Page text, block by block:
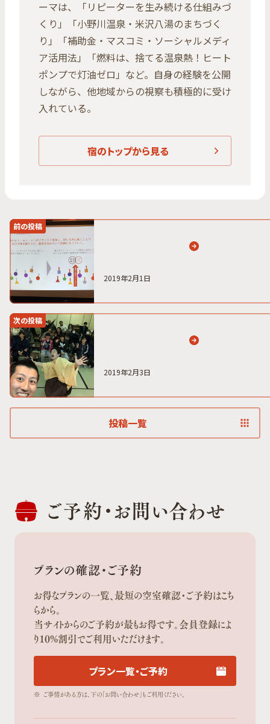
ーマは、「リピーターを生み続ける仕組みづ
くり」「小野川温泉・米沢八湯のまちづく
り」「補助金・マスコミ・ソーシャルメディ
ア活用法」「燃料は、捨てる温泉熱！ヒート
ポンプで灯油ゼロ」など。自身の経験を公開
しながら、他地域からの視察も積極的に受け
入れている。
宿のトップから見る
前の投稿
2019年2月1日
次の投稿
2019年2月3日
投稿一覧
ご予約・お問い合わせ
プランの確認・ご予約
お得なプランの一覧、最短の空室確認・ご予約はこち
らから。
当サイトからのご予約が最もお得です。会員登録によ
り10%割引でご利用いただけます。
プラン一覧・ご予約
※ ご事情がある方は、下の「お問い合わせ」もご利用ください。